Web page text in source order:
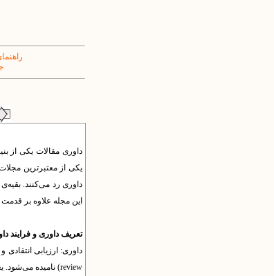
داوری مقالات یکی از
این مجله علاوه بر
تعریف داوری و فرایند
review) نامیده می‌شود. یعنی افرادی که در یک زمینه فعالیت دارند مقاله‌های یکدیگر را بررسی می‌کنند.